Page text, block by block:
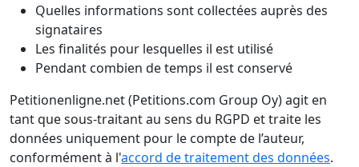
Quelles informations sont collectées auprès des
signataires
Les finalités pour lesquelles il est utilisé
Pendant combien de temps il est conservé
Petitionenligne.net (Petitions.com Group Oy) agit en
tant que sous-traitant au sens du RGPD et traite les
données uniquement pour le compte de l’auteur,
conformément à l'accord de traitement des données.